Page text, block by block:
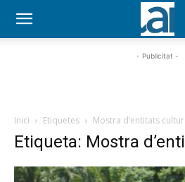
- Publicitat -
Inici Etiquetes Mostra d’entitats
Etiqueta: Mostra